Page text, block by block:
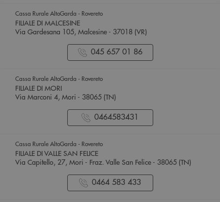
Cassa Rurale AltoGarda - Rovereto
FILIALE DI MALCESINE
Via Gardesana 105, Malcesine - 37018 (VR)
045 657 01 86
Cassa Rurale AltoGarda - Rovereto
FILIALE DI MORI
Via Marconi 4, Mori - 38065 (TN)
0464583431
Cassa Rurale AltoGarda - Rovereto
FILIALE DI VALLE SAN FELICE
Via Capitello, 27, Mori - Fraz. Valle San Felice - 38065 (TN)
0464 583 433